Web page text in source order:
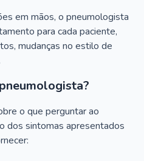
em mãos, o pneumologista
para cada paciente,
mudanças no estilo de
o que perguntar ao
dos sintomas apresentados